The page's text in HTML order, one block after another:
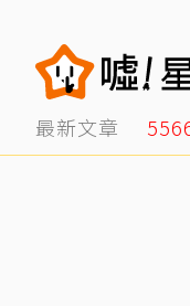
最新文章